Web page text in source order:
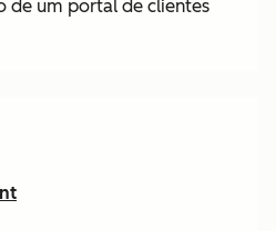
de um portal de clientes